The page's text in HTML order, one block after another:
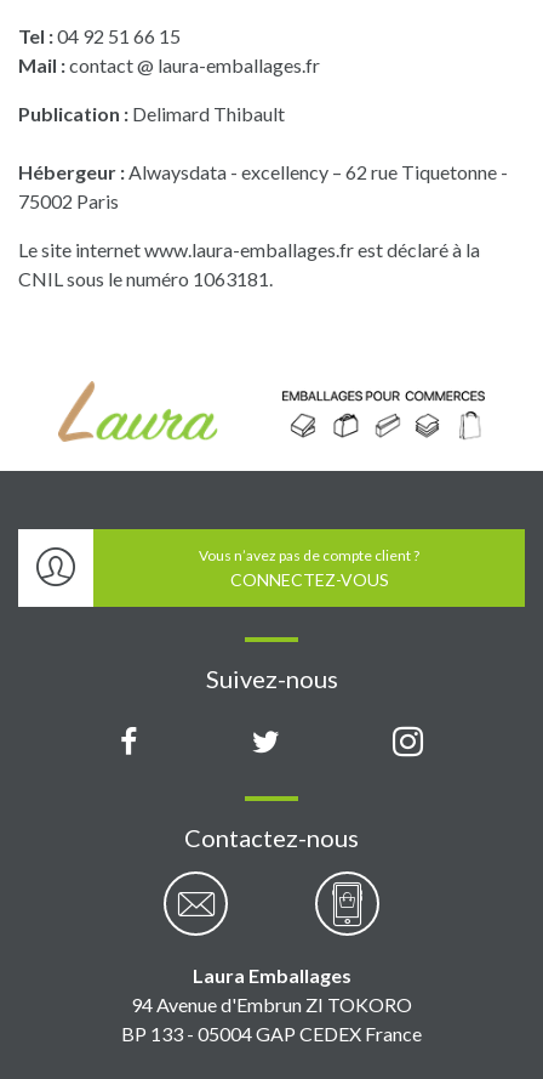
Tel :04 92 51 66 15
Mail :contact @ laura-emballages.fr
Publication : Delimard Thibault
Hébergeur : Alwaysdata - excellency – 62 rue Tiquetonne -
75002 Paris
Le site internet www.laura-emballages.fr est déclaré à la
CNIL sous le numéro 1063181.
Vous n’avez pas de compte client ?
CONNECTEZ-VOUS
Suivez-nous
Contactez-nous
Laura Emballages
94 Avenue d'Embrun ZI TOKORO
BP 133 - 05004 GAP CEDEX France